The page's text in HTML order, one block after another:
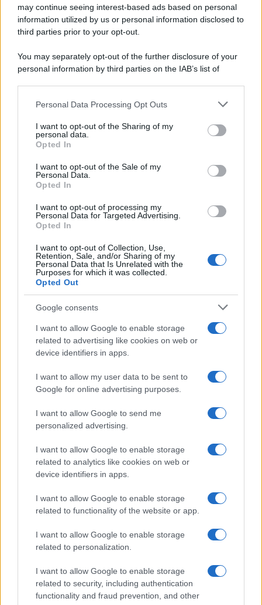
may continue seeing interest-based ads based on personal
information utilized by us or personal information disclosed to
third parties prior to your opt-out.
You may separately opt-out of the further disclosure of your
personal information by third parties on the IAB’s list of
This information may also be disclosed by us to third parties
disclose it to other third parties.
Please note that this website/app uses one or more Google
services and may gather and store information including but
not limited to your visit or usage behaviour. You may click to
grant or deny consent to Google and its third-party tags to
consent section.
Personal Data Processing Opt Outs
I want to opt-out of the Sharing of my
personal data.
Opted In
I want to opt-out of the Sale of my
Personal Data.
Opted In
I want to opt-out of processing my
Personal Data for Targeted Advertising.
Opted In
I want to opt-out of Collection, Use,
Retention, Sale, and/or Sharing of my
Personal Data that Is Unrelated with the
Purposes for which it was collected.
Opted Out
Google consents
I want to allow Google to enable storage
related to advertising like cookies on web or
device identifiers in apps.
I want to allow my user data to be sent to
Google for online advertising purposes.
I want to allow Google to send me
personalized advertising.
I want to allow Google to enable storage
related to analytics like cookies on web or
device identifiers in apps.
I want to allow Google to enable storage
related to functionality of the website or app.
I want to allow Google to enable storage
related to personalization.
I want to allow Google to enable storage
related to security, including authentication
functionality and fraud prevention, and other